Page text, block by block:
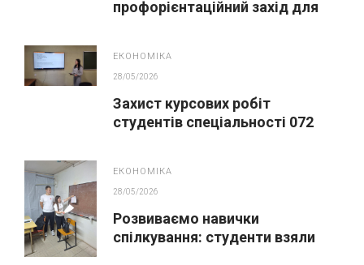
профорієнтаційний захід для
ЕКОНОМІКА
28/05/2026
Захист курсових робіт
студентів спеціальності 072
ЕКОНОМІКА
28/05/2026
Розвиваємо навички
спілкування: студенти взяли